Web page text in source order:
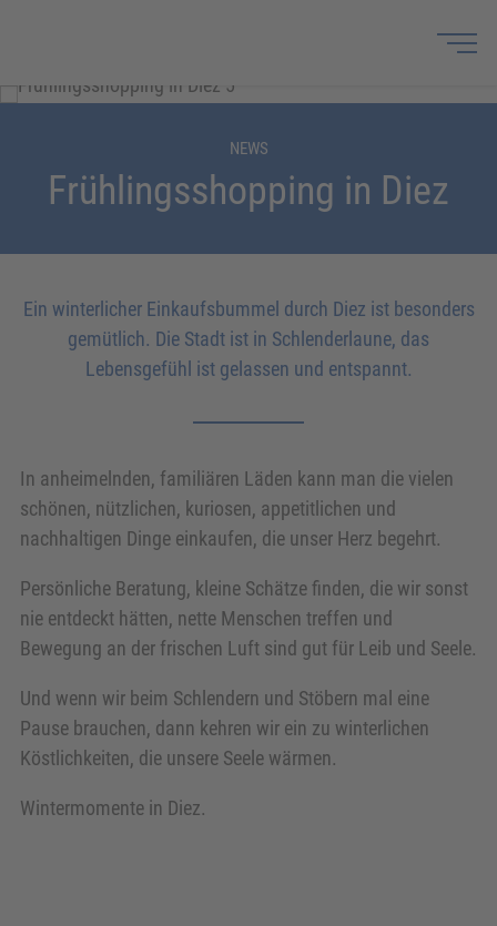
Frühlingsshopping in Diez
NEWS
Ein winterlicher Einkaufsbummel durch Diez ist besonders
gemütlich. Die Stadt ist in Schlenderlaune, das
Lebensgefühl ist gelassen und entspannt.
In anheimelnden, familiären Läden kann man die vielen
schönen, nützlichen, kuriosen, appetitlichen und
nachhaltigen Dinge einkaufen, die unser Herz begehrt.
Persönliche Beratung, kleine Schätze finden, die wir sonst
nie entdeckt hätten, nette Menschen treffen und
Bewegung an der frischen Luft sind gut für Leib und Seele.
Und wenn wir beim Schlendern und Stöbern mal eine
Pause brauchen, dann kehren wir ein zu winterlichen
Köstlichkeiten, die unsere Seele wärmen.
Wintermomente in Diez.